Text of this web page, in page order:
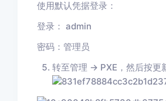
使用默认凭据登录：
登录： admin
密码：管理员
转至管理 → PXE，然后按更